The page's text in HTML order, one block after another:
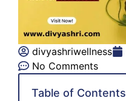
divyashriwellness
No Comments
Table of Contents